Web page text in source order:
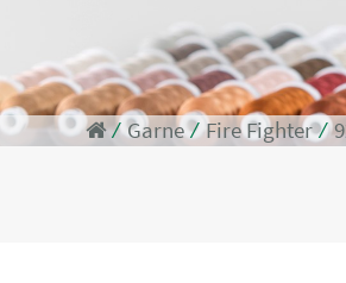
⁄Garne⁄Fire Fighter⁄